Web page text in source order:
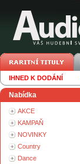
IHNED K DODÁNÍ
Nabídka
AKCE
KAMPAŇ
NOVINKY
Country
Dance